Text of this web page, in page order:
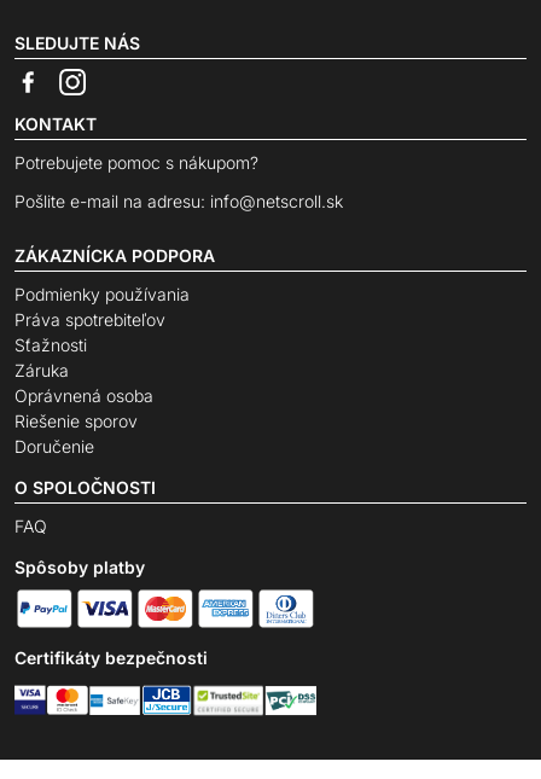
SLEDUJTE NÁS
KONTAKT
Potrebujete pomoc s nákupom?
Pošlite e-mail na adresu: info@netscroll.sk
ZÁKAZNÍCKA PODPORA
Podmienky používania
Práva spotrebiteľov
Sťažnosti
Záruka
Oprávnená osoba
Riešenie sporov
Doručenie
O SPOLOČNOSTI
FAQ
Spôsoby platby
Certifikáty bezpečnosti